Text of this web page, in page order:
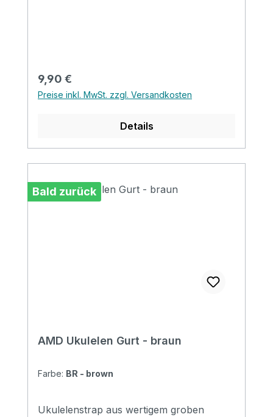
Regulärer Preis:
9,90 €
Preise inkl. MwSt. zzgl. Versandkosten
Details
Bald zurück
AMD Ukulelen Gurt - braun
Farbe: BR - brown
Ukulelenstrap aus wertigem groben